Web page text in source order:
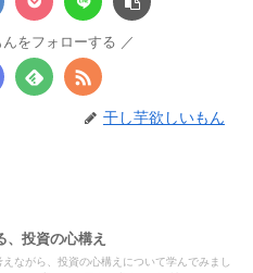
をフォローする
干し芋欲しいもん
、投資の心構え
ながら、投資の心構えについて学んでみまし